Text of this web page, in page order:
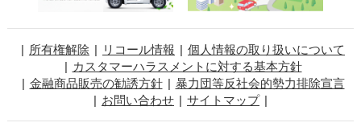
所有権解除 リコール情報
個人情報の取り扱いについて
カスタマーハラスメントに対する基本方針
金融商品販売の勧誘方針
暴力団等反社会的勢力排除宣言
お問い合わせ
サイトマップ